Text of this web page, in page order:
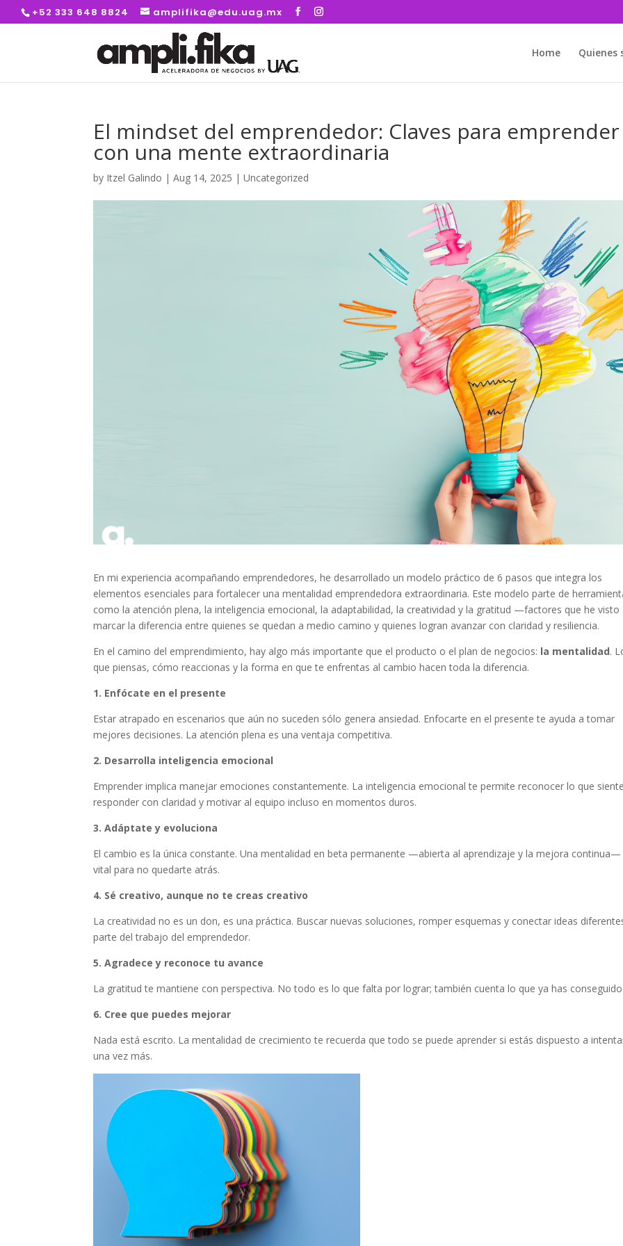
+52 333 648 8824 amplifika@edu.uag.mx
Home Quienes
El mindset del emprendedor: Claves para emprender
con una mente extraordinaria
by Itzel Galindo |Aug 14, 2025 |Uncategorized
En mi experiencia acompañando emprendedores, he desarrollado un modelo práctico de 6 pasos que integra los
elementos esenciales para fortalecer una mentalidad emprendedora extraordinaria. Este modelo parte de
como la atención plena, la inteligencia emocional, la adaptabilidad, la creatividad y la gratitud —factores que he visto
marcar la diferencia entre quienes se quedan a medio camino y quienes logran avanzar con claridad y resiliencia.
En el camino del emprendimiento, hay algo más importante que el producto o el plan de negocios: la mentalidad.
que piensas, cómo reaccionas y la forma en que te enfrentas al cambio hacen toda la diferencia.
1. Enfócate en el presente
Estar atrapado en escenarios que aún no suceden sólo genera ansiedad. Enfocarte en el presente te ayuda a tomar
mejores decisiones. La atención plena es una ventaja competitiva.
2. Desarrolla inteligencia emocional
Emprender implica manejar emociones constantemente. La inteligencia emocional te permite reconocer lo que
responder con claridad y motivar al equipo incluso en momentos duros.
3. Adáptate y evoluciona
El cambio es la única constante. Una mentalidad en beta permanente —abierta al aprendizaje y la mejora continua—
vital para no quedarte atrás.
4. Sé creativo, aunque no te creas creativo
La creatividad no es un don, es una práctica. Buscar nuevas soluciones, romper esquemas y conectar ideas
parte del trabajo del emprendedor.
5. Agradece y reconoce tu avance
La gratitud te mantiene con perspectiva. No todo es lo que falta por lograr; también cuenta lo que ya has
6. Cree que puedes mejorar
Nada está escrito. La mentalidad de crecimiento te recuerda que todo se puede aprender si estás dispuesto a
una vez más.